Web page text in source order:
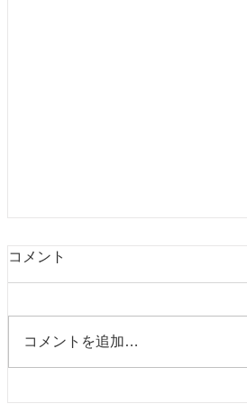
13年目に入ります
皆様、こんにちは。 エナジーサ
に入ります。 心から感謝申し上
げます。 この12年間は皆様のお
コメント
コメントを追加…